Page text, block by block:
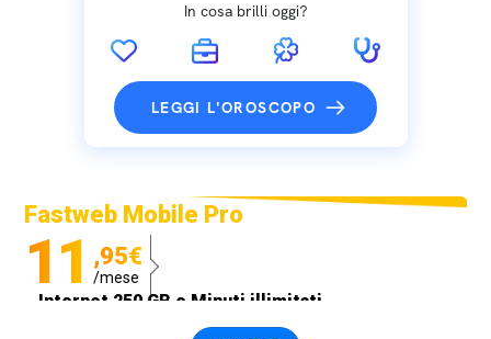
In cosa brilli oggi?
LEGGI L'OROSCOPO
Fastweb Mobile Pro
11 ,95€
/mese
Internet 250 GB e Minuti illimitati